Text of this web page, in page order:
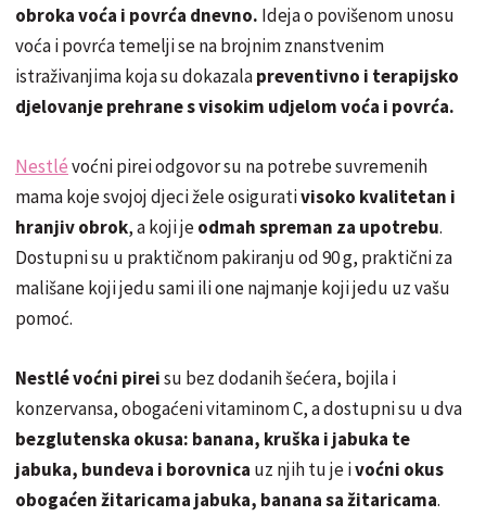
obroka voća i povrća dnevno. Ideja o povišenom unosu
voća i povrća temelji se na brojnim znanstvenim
istraživanjima koja su dokazalapreventivno i terapijsko
djelovanje prehrane s visokim udjelom voća i povrća.
Nestlévoćni pirei odgovor su na potrebe suvremenih
mama koje svojoj djeci žele osigurativisoko kvalitetan i
hranjiv obrok, a koji jeodmah spreman za upotrebu.
Dostupni su u praktičnom pakiranju od 90 g, praktični za
mališane koji jedu sami ili one najmanje koji jedu uz vašu
pomoć.
Nestlé voćni pireisu bez dodanih šećera, bojila i
konzervansa, obogaćeni vitaminom C, a dostupni su u dva
bezglutenska okusa: banana, kruška i jabuka te
jabuka, bundeva i borovnica uz njih tu je ivoćni okus
obogaćen žitaricama jabuka, banana sa žitaricama.